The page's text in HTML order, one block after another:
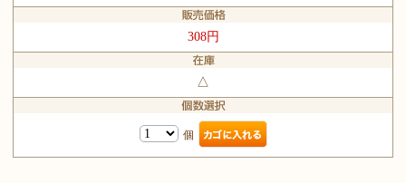
308円
△
個